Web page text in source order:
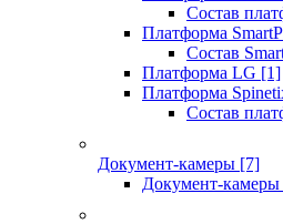
Состав
Платформа
Состав
Платформа LG [1]
Платформа
Состав
Документ-камеры [7]
Документ-камеры